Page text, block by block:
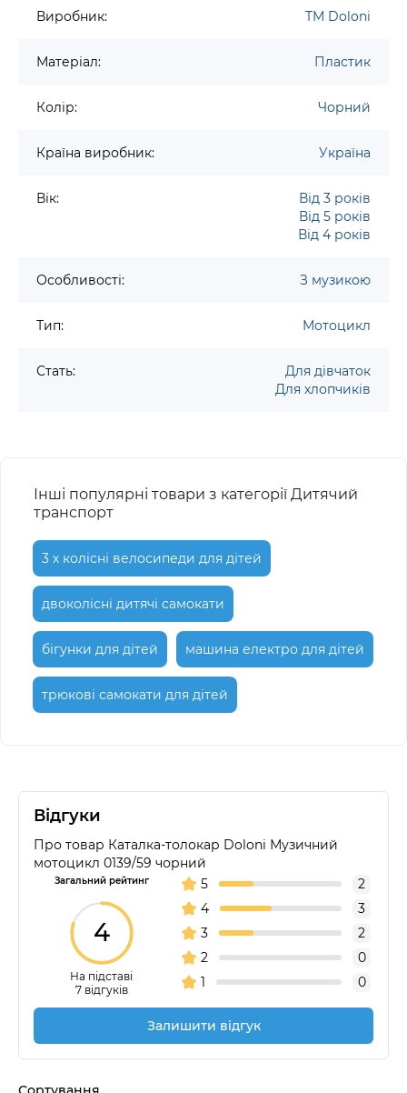
Виробник: TM Doloni
Матеріал: Пластик
Колір: Чорний
Країна виробник: Україна
Вік:
Від 3 років
Від 5 років
Від 4 років
Особливості: З музикою
Тип: Мотоцикл
Стать:
Для дівчаток
Для хлопчиків
Інші популярні товари з категорії Дитячий
транспорт
3 х колісні велосипеди для дітей
двоколісні дитячі самокати
бігунки для дітей машина електро для дітей
трюкові самокати для дітей
Відгуки
Про товар Каталка-толокар Doloni Музичний
мотоцикл 0139/59 чорний
Загальний рейтинг
4
На підставі
7 відгуків
5
2
4
3
3
2
2
0
1
0
Залишити відгук